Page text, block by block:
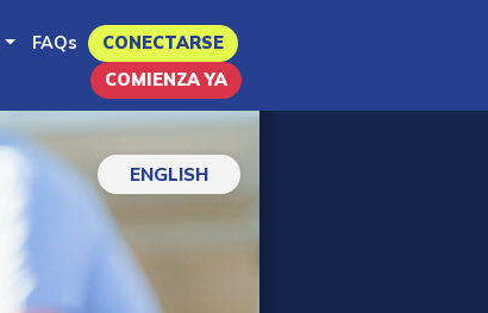
FAQs
CONECTARSE
COMIENZA YA
ENGLISH